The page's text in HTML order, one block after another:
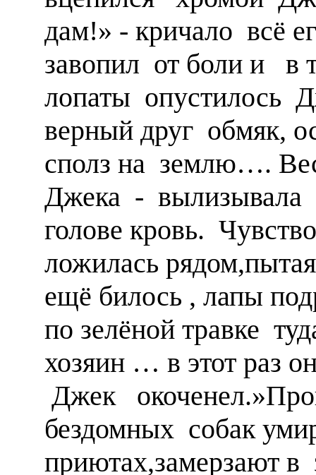
дам!» - кричало всё
завопил от боли и в
лопаты опустилось
верный друг обмяк,
сполз на землю….
Джека - вылизывала
голове кровь.
ложилась
ещё билось , лапы
по зелёной травке
хозяин … в этот раз
Джек
бездомных собак
приютах,замерзают